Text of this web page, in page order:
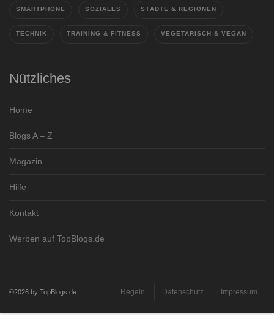
SMARTPHONE SOZIALES STÄDTE & REGIONEN
TECHNIK TRAINING & FITNESS VEGETARISCH & VEGAN
Nützliches
Home
Blogs A – Z
Magazin
Hilfe
Kontakt
Werben auf TopBlogs.de
©2026 by TopBlogs.de Regeln Datenschutz Impressum